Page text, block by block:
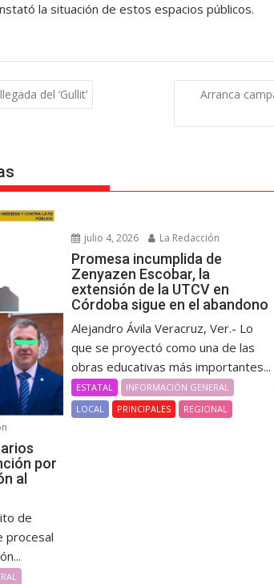
la situación de estos espacios públicos.
del ‘Gullit’
Arranca
por
al
de
procesal
julio 4, 2026 La Redacción
Promesa incumplida de
Zenyazen Escobar, la
extensión de la UTCV en
Córdoba sigue en el abandono
Alejandro Ávila Veracruz, Ver.- Lo
que se proyectó como una de las
obras educativas más importantes...
ESTATAL
INFORMACIÓN GENERAL
LOCAL
PRINCIPALES REGIONAL